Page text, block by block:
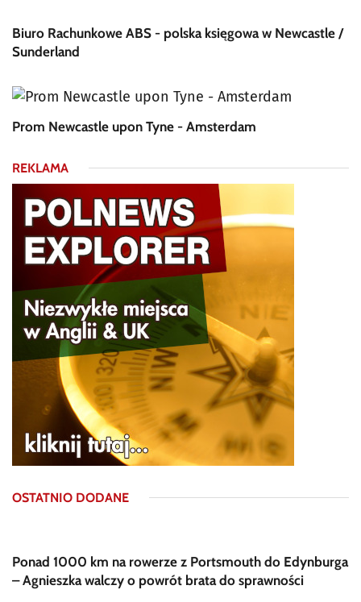
Biuro Rachunkowe ABS - polska księgowa w Newcastle /
Sunderland
Prom Newcastle upon Tyne - Amsterdam
REKLAMA
OSTATNIO DODANE
Ponad 1000 km na rowerze z Portsmouth do Edynburga
– Agnieszka walczy o powrót brata do sprawności